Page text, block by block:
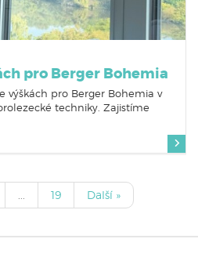
pro Berger Bohemia
výškách pro Berger Bohemia v
techniky. Zajistíme
19 Další »